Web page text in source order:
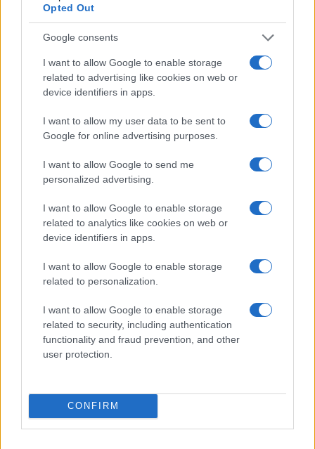
Opted Out
Google consents
I want to allow Google to enable storage
related to advertising like cookies on web or
device identifiers in apps.
I want to allow my user data to be sent to
Google for online advertising purposes.
I want to allow Google to send me
personalized advertising.
I want to allow Google to enable storage
related to analytics like cookies on web or
device identifiers in apps.
I want to allow Google to enable storage
related to personalization.
I want to allow Google to enable storage
related to security, including authentication
functionality and fraud prevention, and other
user protection.
CONFIRM
και καλή η υποστήριξη στο Κίεβο, αλλά σημαντικότερα τα
(παρά τα όσο γράφειςπερί καταστροφών υποδομών κλπ) και
μάλιστα φαίνεται πως διυλίζεται σε διυλιστήρια τρίτων (Ινδία,
Τουρκία, Κίνα κλπ) και διατίθεται στην αγορά.
Active Member
21 Μαΐου 2026 08:12
#729615
Πολυ καλα νεα με τους γερμανους, επιτελους τον…..(δεν το
γραφω..) και ακομα καλυτερη η ελληνικη σταση τους γραφουμε
αλλα παμε και για επισκεψη, ετσι να τους κοροιδευουμε και ολας,
υπουργειο αμυνας για να περιμενει καμια ωριτσα εξω απο το
Reply
zafiris(@zafiris)
Τα leo2a4 και ένα μέρος από τα leo1a5 …έναν κοινό
εκσυχρονισμο.